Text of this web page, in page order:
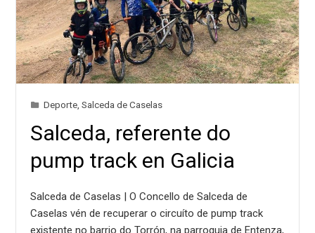
Deporte ,Salceda de Caselas
Salceda, referente do
pump track en Galicia
Salceda de Caselas | O Concello de Salceda de
Caselas vén de recuperar o circuíto de pump track
existente no barrio do Torrón, na parroquia de Entenza,